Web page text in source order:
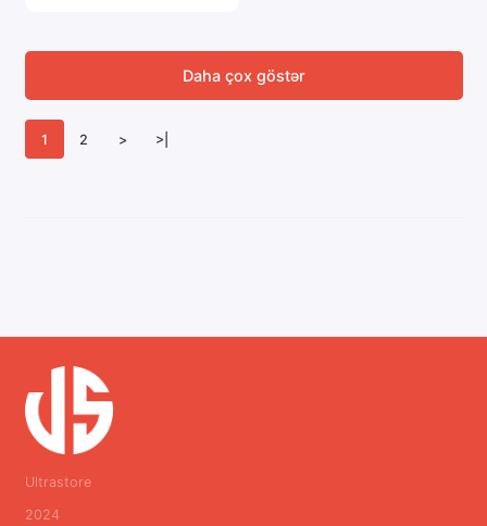
1 2 > >|
Daha çox göstər
Ultrastore
2024